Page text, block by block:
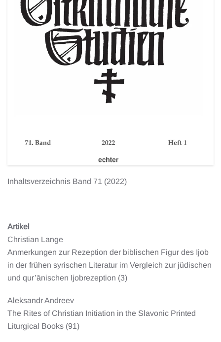
Inhaltsverzeichnis Band 71 (2022)
Artikel
Christian Lange
Anmerkungen zur Rezeption der biblischen Figur des Ijob
in der frühen syrischen Literatur im Vergleich zur jüdischen
und qur’ānischen Ijobrezeption (3)
Aleksandr Andreev
The Rites of Christian Initiation in the Slavonic Printed
Liturgical Books (91)